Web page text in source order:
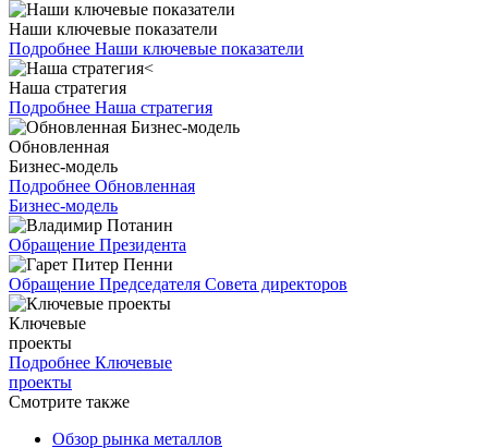
Наши ключевые показатели
Подробнее Наши ключевые показатели
Наша стратегия
Подробнее Наша стратегия
Обновленная
Бизнес-модель
Подробнее Обновленная
Бизнес-модель
Обращение Президента
Обращение Председателя Совета директоров
Ключевые
проекты
Подробнее Ключевые
проекты
Смотрите также
Обзор рынка металлов